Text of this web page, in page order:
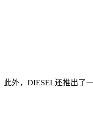
此外，DIESEL还推出了